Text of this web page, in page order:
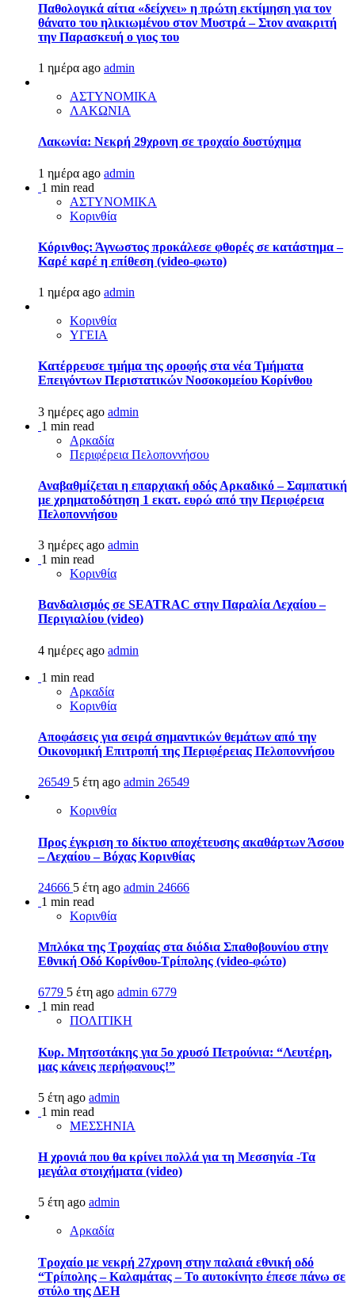
Παθολογικά αίτια «δείχνει» η πρώτη εκτίμηση για τον
θάνατο του ηλικιωμένου στον Μυστρά – Στον ανακριτή
την Παρασκευή ο γιος του
1 ημέρα ago admin
ΑΣΤΥΝΟΜΙΚΑ
ΛΑΚΩΝΙΑ
Λακωνία: Νεκρή 29χρονη σε τροχαίο δυστύχημα
1 ημέρα ago admin
1 min read
ΑΣΤΥΝΟΜΙΚΑ
Κορινθία
Κόρινθος: Άγνωστος προκάλεσε φθορές σε κατάστημα –
Καρέ καρέ η επίθεση (video-φωτο)
1 ημέρα ago admin
Κορινθία
ΥΓΕΙΑ
Kατέρρευσε τμήμα της οροφής στα νέα Τμήματα
Επειγόντων Περιστατικών Νοσοκομείου Κορίνθου
3 ημέρες ago admin
1 min read
Αρκαδία
Περιφέρεια Πελοποννήσου
Αναβαθμίζεται η επαρχιακή οδός Αρκαδικό – Σαμπατική
με χρηματοδότηση 1 εκατ. ευρώ από την Περιφέρεια
Πελοποννήσου
3 ημέρες ago admin
1 min read
Κορινθία
Βανδαλισμός σε SEATRAC στην Παραλία Λεχαίου –
Περιγιαλίου (video)
4 ημέρες ago admin
1 min read
Αρκαδία
Κορινθία
Αποφάσεις για σειρά σημαντικών θεμάτων από την
Οικονομική Επιτροπή της Περιφέρειας Πελοποννήσου
26549 5 έτη ago admin 26549
Κορινθία
Προς έγκριση το δίκτυο αποχέτευσης ακαθάρτων Άσσου
– Λεχαίου – Βόχας Κορινθίας
24666 5 έτη ago admin 24666
1 min read
Κορινθία
Μπλόκα της Τροχαίας στα διόδια Σπαθοβουνίου στην
Εθνική Οδό Κορίνθου-Τρίπολης (video-φώτο)
6779 5 έτη ago admin 6779
1 min read
ΠΟΛΙΤΙΚΗ
Κυρ. Μητσοτάκης για 5ο χρυσό Πετρούνια: “Λευτέρη,
μας κάνεις περήφανους!”
5 έτη ago admin
1 min read
ΜΕΣΣΗΝΙΑ
Η χρονιά που θα κρίνει πολλά για τη Μεσσηνία -Τα
μεγάλα στοιχήματα (video)
5 έτη ago admin
Αρκαδία
Τροχαίο με νεκρή 27χρονη στην παλαιά εθνική οδό
“Τρίπολης – Καλαμάτας – Το αυτοκίνητο έπεσε πάνω σε
στύλο της ΔΕΗ